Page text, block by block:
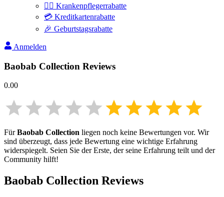
👩‍⚕️ Krankenpflegerrabatte
💳 Kreditkartenrabatte
🎉 Geburtstagsrabatte
Anmelden
Baobab Collection Reviews
0.00
FürBaobab Collection liegen noch keine Bewertungen vor. Wir
sind überzeugt, dass jede Bewertung eine wichtige Erfahrung
widerspiegelt. Seien Sie der Erste, der seine Erfahrung teilt und der
Community hilft!
Baobab Collection Reviews